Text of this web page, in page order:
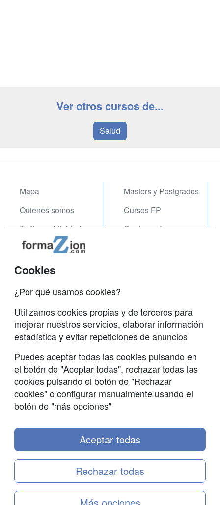
Ver otros cursos de...
Salud
Mapa
Quienes somos
Tarifas publicidad
Acceso Usuarios
Acceso Centros
Masters y Postgrados
Cursos FP
Conferencias
Contactar
Confidencialidad
Aviso legal
Copyleft
Cookies
¿Por qué usamos cookies?
Utilizamos cookies propias y de terceros para
mejorar nuestros servicios, elaborar información
estadística y evitar repeticiones de anuncios
Puedes aceptar todas las cookies pulsando en
el botón de "Aceptar todas", rechazar todas las
cookies pulsando el botón de "Rechazar
cookies" o configurar manualmente usando el
botón de "más opciones"
Rechazar todas
Aceptar todas